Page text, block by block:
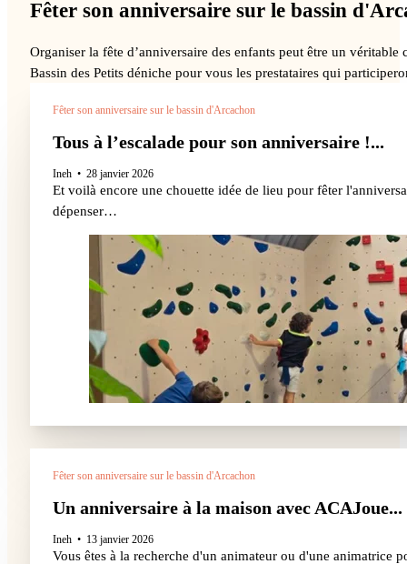
Fêter son anniversaire sur le bassin
Organiser la fête d’anniversaire des enfants peut être un véritable
Bassin des Petits déniche pour vous les prestataires qui
Fêter son anniversaire sur le bassin d'Arcachon
Tous à l’escalade pour son anniversaire !...
Ineh 28 janvier 2026
Et voilà encore une chouette idée de lieu pour fêter
dépenser…
Fêter son anniversaire sur le bassin d'Arcachon
Un anniversaire à la maison avec ACAJoue...
Ineh 13 janvier 2026
Vous êtes à la recherche d'un animateur ou d'une animatrice